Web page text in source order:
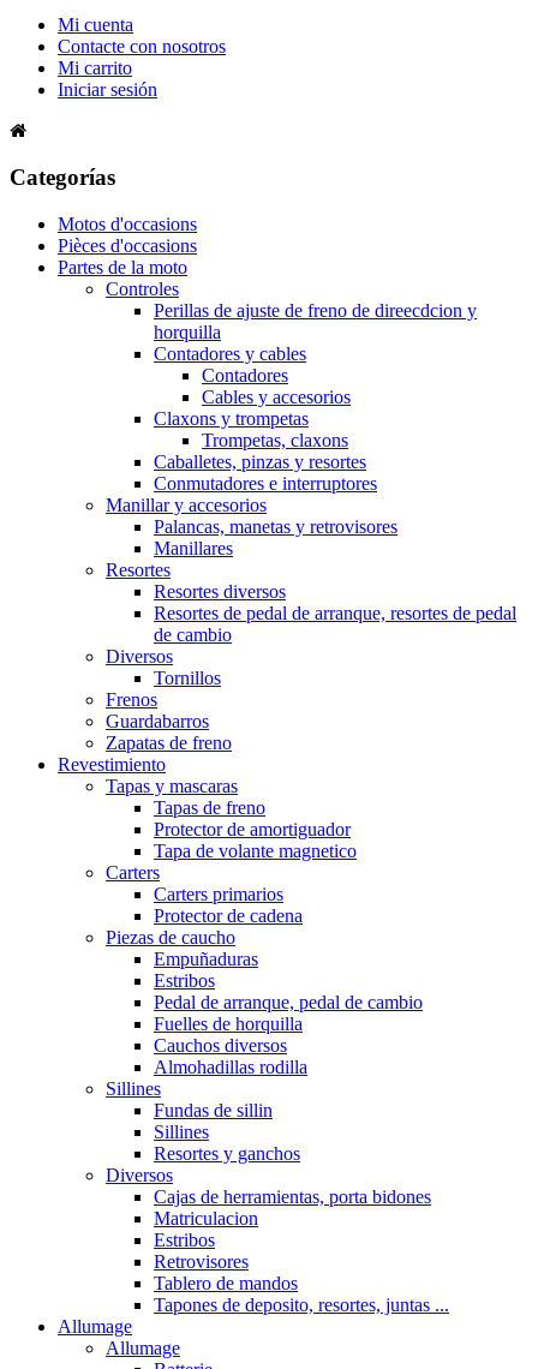
Mi cuenta
Contacte con nosotros
Mi carrito
Iniciar sesión
Categorías
Motos d'occasions
Pièces d'occasions
Partes de la moto
Controles
Perillas de ajuste de freno de direecdcion y
horquilla
Contadores y cables
Contadores
Cables y accesorios
Claxons y trompetas
Trompetas, claxons
Caballetes, pinzas y resortes
Conmutadores e interruptores
Manillar y accesorios
Palancas, manetas y retrovisores
Manillares
Resortes
Resortes diversos
Resortes de pedal de arranque, resortes de pedal
de cambio
Diversos
Tornillos
Frenos
Guardabarros
Zapatas de freno
Revestimiento
Tapas y mascaras
Tapas de freno
Protector de amortiguador
Tapa de volante magnetico
Carters
Carters primarios
Protector de cadena
Piezas de caucho
Empuñaduras
Estribos
Pedal de arranque, pedal de cambio
Fuelles de horquilla
Cauchos diversos
Almohadillas rodilla
Sillines
Fundas de sillin
Sillines
Resortes y ganchos
Diversos
Cajas de herramientas, porta bidones
Matriculacion
Estribos
Retrovisores
Tablero de mandos
Tapones de deposito, resortes, juntas ...
Allumage
Allumage